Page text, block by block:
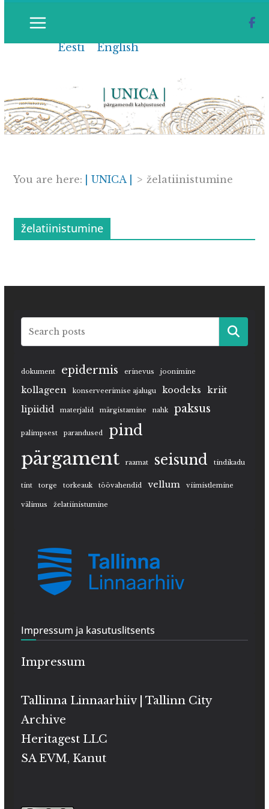
Eesti English
You are here: | UNICA | > želatiinistumine
želatiinistumine
dokument epidermis erinevus joonimine
kollageen konserveerimise ajalugu koodeks
kriit
lipiidid
materjalid märgistamine nahk paksus
palimpsest parandused pind
pärgament raamat seisund tindikadu
tint torge torkeauk töövahendid vellum viimistlemine
välimus želatiinistumine
Impressum ja kasutuslitsents
Impressum
Tallinna Linnaarhiiv | Tallinn City
Archive
Heritagest LLC
SA EVM, Kanut